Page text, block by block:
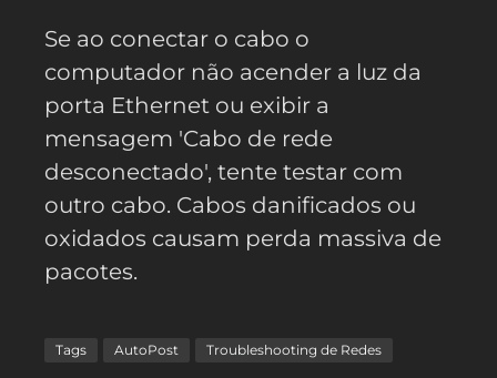
Se ao conectar o cabo o
computador não acender a luz da
porta Ethernet ou exibir a
mensagem 'Cabo de rede
desconectado', tente testar com
outro cabo. Cabos danificados ou
oxidados causam perda massiva de
pacotes.
Tags AutoPost Troubleshooting de Redes